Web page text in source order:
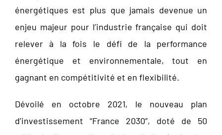
énergétiques est plus que jamais devenue un
enjeu majeur pour l’industrie française qui doit
relever à la fois le défi de la performance
énergétique et environnementale, tout en
gagnant en compétitivité et en flexibilité.
Dévoilé en octobre 2021, le nouveau plan
d’investissement “France 2030”, doté de 50